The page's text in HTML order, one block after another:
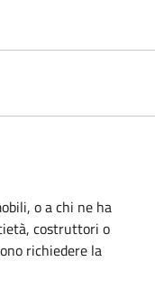
o a chi ne ha
costruttori o
richiedere la